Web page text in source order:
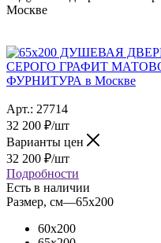
Москве
Арт.: 27714
32 200 ₽/шт
Варианты цен
32 200 ₽/шт
Подробности
Есть в наличии
Размер, см—65x200
60x200